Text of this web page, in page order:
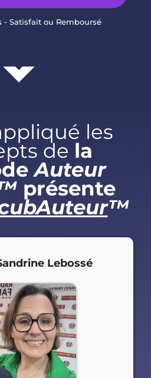
- Satisfait ou Remboursé
les
de la
Auteur
présente
™
Lebossé